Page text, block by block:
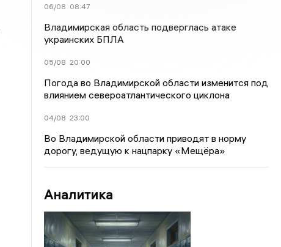
06/08 08:47
Владимирская область подверглась атаке
украинских БПЛА
05/08 20:00
Погода во Владимирской области изменится под
влиянием североатлантического циклона
04/08 23:00
Во Владимирской области приводят в норму
дорогу, ведущую к нацпарку «Мещёра»
Аналитика